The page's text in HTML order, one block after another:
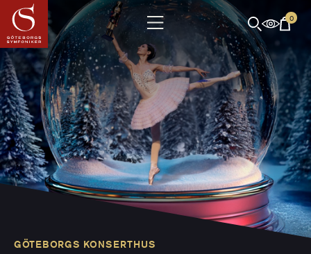
0
GÖTEBORGS KONSERTHUS